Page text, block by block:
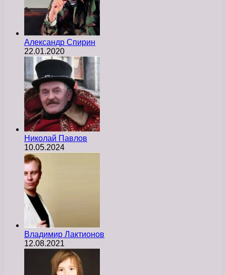
Александр Спирин
22.01.2020
Николай Павлов
10.05.2024
Владимир Лактионов
12.08.2021